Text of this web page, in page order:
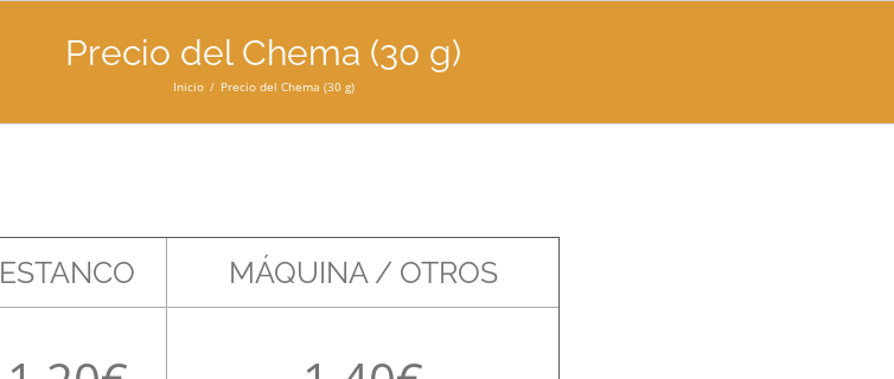
Precio del Chema (30 g)
Inicio Precio del Chema (30 g)
ESTANCO MÁQUINA / OTROS